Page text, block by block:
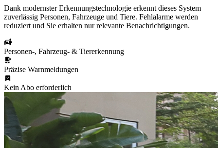
Dank modernster Erkennungstechnologie erkennt dieses System
zuverlässig Personen, Fahrzeuge und Tiere. Fehlalarme werden
reduziert und Sie erhalten nur relevante Benachrichtigungen.
Personen-, Fahrzeug- & Tiererkennung
Präzise Warnmeldungen
Kein Abo erforderlich